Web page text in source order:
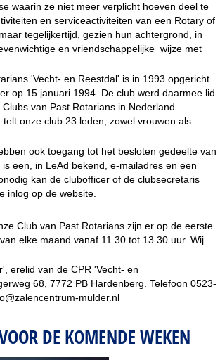
waarin ze niet meer verplicht hoeven deel te
en serviceactiviteiten van een Rotary of
tegelijkertijd, gezien hun achtergrond, in
en vriendschappelijke wijze met
'Vecht- en Reestdal' is in 1993 opgericht
op 15 januari 1994. De club werd daarmee lid
van Past Rotarians in Nederland.
onze club 23 leden, zowel vrouwen als
ook toegang tot het besloten gedeelte van
een, in LeAd bekend, e-mailadres en een
kan de clubofficer of de clubsecretaris
inlog op de website.
Club van Past Rotarians zijn er op de eerste
elke maand vanaf 11.30 tot 13.30 uur. Wij
erelid van de CPR 'Vecht- en
68, 7772 PB Hardenberg. Telefoon 0523-
mulder.nl
DE KOMENDE WEKEN